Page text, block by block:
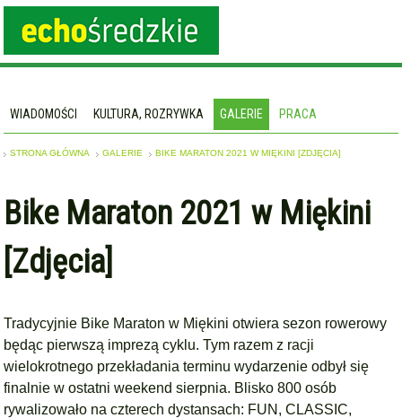
WIADOMOŚCI KULTURA, ROZRYWKA GALERIE PRACA
STRONA GŁÓWNA GALERIE BIKE MARATON 2021 W MIĘKINI [ZDJĘCIA]
Bike Maraton 2021 w Miękini
[Zdjęcia]
Tradycyjnie Bike Maraton w Miękini otwiera sezon rowerowy
będąc pierwszą imprezą cyklu. Tym razem z racji
wielokrotnego przekładania terminu wydarzenie odbył się
finalnie w ostatni weekend sierpnia. Blisko 800 osób
rywalizowało na czterech dystansach: FUN, CLASSIC,